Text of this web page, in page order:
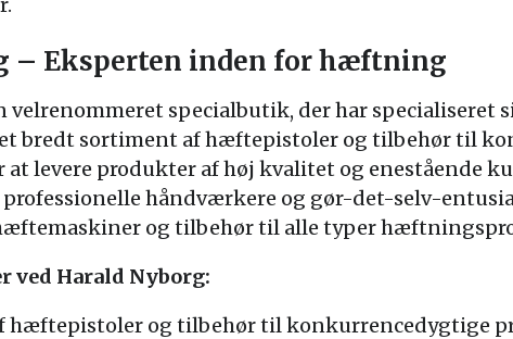
– Eksperten inden for hæftning
velrenommeret specialbutik, der har
bredt sortiment af hæftepistoler og tilbehør til
levere produkter af høj kvalitet og enestående
professionelle håndværkere og gør-det-selv-
og tilbehør til alle typer
ved Harald Nyborg:
hæftepistoler og tilbehør til konkurrencedygtige